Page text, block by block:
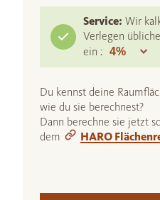
Service: Wir
Verlegen
ein :
Du kennst deine
wie du sie berechnest?
Dann berechne sie jetzt
dem
HARO